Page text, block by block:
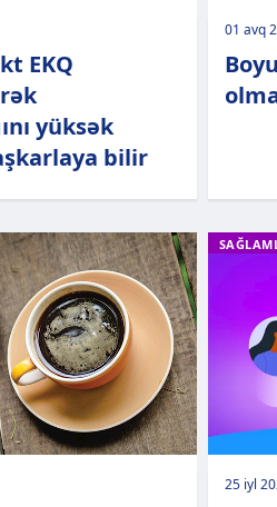
EKQ
yüksək
bilir
01 avq
25 iyl